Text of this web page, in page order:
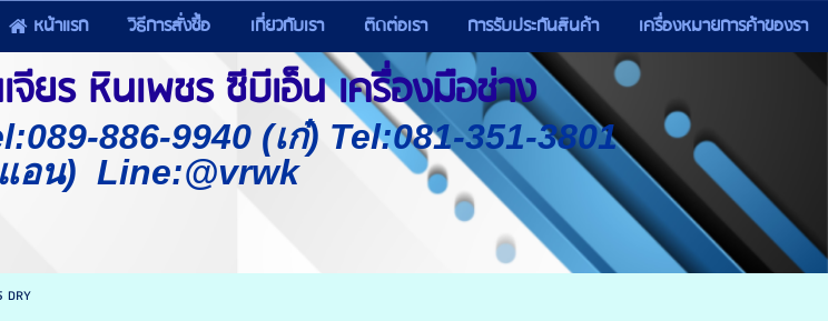
หน้าแรก วิธีการสั่งซื้อ เกี่ยวกับเรา ติดต่อเรา การรับประกันสินค้า เครื่องหมายการค้าของรา
ยร หินเพชร ซีบีเอ็น เครื่องมือช่าง
886-9940 (เก๋) Tel:081-351-3801
อน) Line:@vrwk
DRY